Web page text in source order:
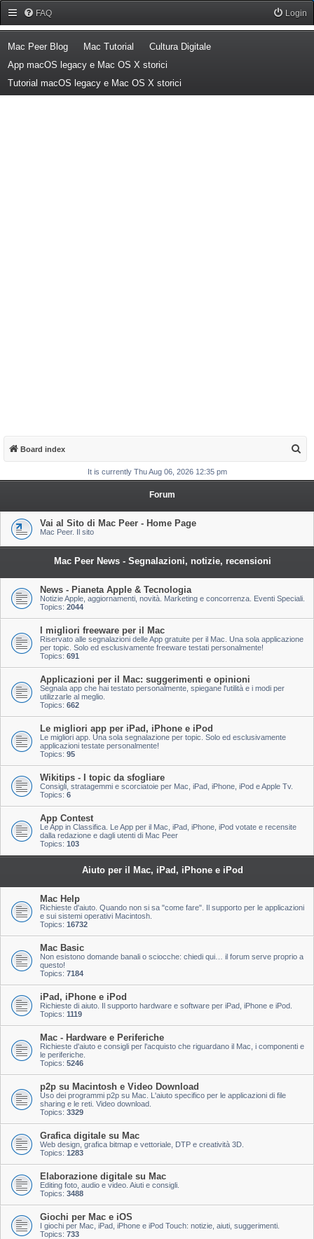
FAQ Login
Mac Peer Blog(Opens a new tab)
Mac Tutorial (Opens a new tab)
Cultura Digitale(Opens a new tab)
App macOS legacy e Mac OS X storici
Tutorial macOS legacy e Mac OS X storici
Board index
a
It is currently Thu Aug 06, 2026 12:35 pm
Forum
Vai al Sito di Mac Peer - Home Page
Mac Peer. Il sito
Mac Peer News - Segnalazioni, notizie, recensioni
News - Pianeta Apple & Tecnologia
Notizie Apple, aggiornamenti, novità. Marketing e concorrenza. Eventi Speciali.
Topics: 2044
I migliori freeware per il Mac
Riservato alle segnalazioni delle App gratuite per il Mac. Una sola applicazione
per topic. Solo ed esclusivamente freeware testati personalmente!
Topics: 691
Applicazioni per il Mac: suggerimenti e opinioni
Segnala app che hai testato personalmente, spiegane l'utilità e i modi per
utilizzarle al meglio.
Topics: 662
Le migliori app per iPad, iPhone e iPod
Le migliori app. Una sola segnalazione per topic. Solo ed esclusivamente
applicazioni testate personalmente!
Topics: 95
Wikitips - I topic da sfogliare
Consigli, stratagemmi e scorciatoie per Mac, iPad, iPhone, iPod e Apple Tv.
Topics: 6
App Contest
Le App in Classifica. Le App per il Mac, iPad, iPhone, iPod votate e recensite
dalla redazione e dagli utenti di Mac Peer
Topics: 103
Aiuto per il Mac, iPad, iPhone e iPod
Mac Help
Richieste d'aiuto. Quando non si sa "come fare". Il supporto per le applicazioni
e sui sistemi operativi Macintosh.
Topics: 16732
Mac Basic
Non esistono domande banali o sciocche: chiedi qui… il forum serve proprio a
questo!
Topics: 7184
iPad, iPhone e iPod
Richieste di aiuto. Il supporto hardware e software per iPad, iPhone e iPod.
Topics: 1119
Mac - Hardware e Periferiche
Richieste d'aiuto e consigli per l'acquisto che riguardano il Mac, i componenti e
le periferiche.
Topics: 5246
p2p su Macintosh e Video Download
Uso dei programmi p2p su Mac. L'aiuto specifico per le applicazioni di file
sharing e le reti. Video download.
Topics: 3329
Grafica digitale su Mac
Web design, grafica bitmap e vettoriale, DTP e creatività 3D.
Topics: 1283
Elaborazione digitale su Mac
Editing foto, audio e video. Aiuti e consigli.
Topics: 3488
Giochi per Mac e iOS
I giochi per Mac, iPad, iPhone e iPod Touch: notizie, aiuti, suggerimenti.
Topics: 733